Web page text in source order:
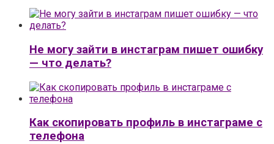
Не могу зайти в инстаграм пишет ошибку
— что делать?
Как скопировать профиль в инстаграме с
телефона